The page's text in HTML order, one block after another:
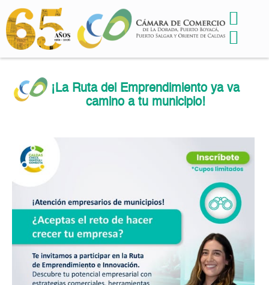
¡La Ruta del Emprendimiento ya va
camino a tu municipio!